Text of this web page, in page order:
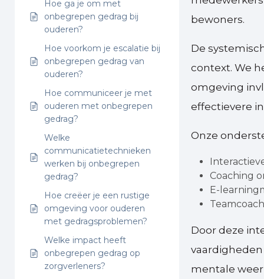
Hoe ga je om met
onbegrepen gedrag bij
ouderen?
Hoe voorkom je escalatie bij
onbegrepen gedrag van
ouderen?
Hoe communiceer je met
ouderen met onbegrepen
gedrag?
Welke
communicatietechnieken
werken bij onbegrepen
gedrag?
Hoe creëer je een rustige
omgeving voor ouderen
met gedragsproblemen?
Welke impact heeft
onbegrepen gedrag op
zorgverleners?
bewoners.
De
context. We
omgeving
effectievere
Onze
Coaching
E-
Door deze
mentale